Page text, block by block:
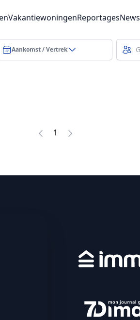
VakantiewoningenReportagesNews
Aankomst / Vertrek
1